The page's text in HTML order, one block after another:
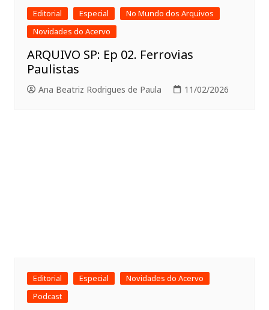
Editorial Especial
No Mundo dos Arquivos
Novidades do Acervo
ARQUIVO SP: Ep 02. Ferrovias
Paulistas
Ana Beatriz Rodrigues de Paula 11/02/2026
Editorial Especial
Novidades do Acervo
Podcast